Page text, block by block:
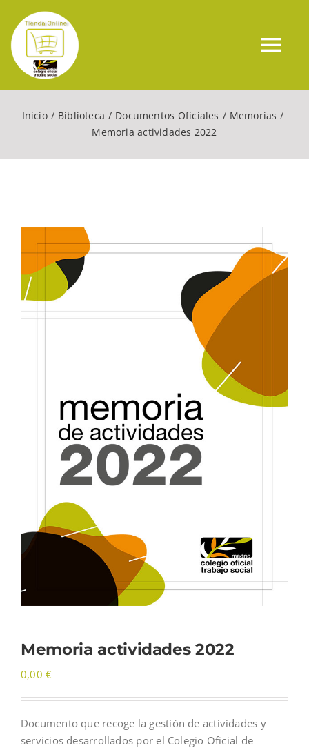
contenido
Inicio
Mi cuenta
WooCommerce Cart
Inicio Biblioteca Documentos Oficiales
Memorias
Memoria actividades 2022
Memoria actividades 2022
0,00€
Documento que recoge la gestión de actividades y
servicios desarrollados por el Colegio Oficial de